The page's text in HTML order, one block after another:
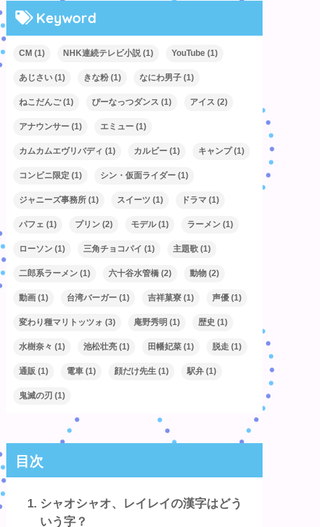
Keyword
CM (1) NHK連続テレビ小説 (1) YouTube (1)
あじさい (1) きな粉 (1) なにわ男子 (1)
ねこだんご(1) ぴーなっつダンス (1) アイス (2)
アナウンサー (1) エミュー (1)
カムカムエヴリバディ (1) カルビー (1) キャンプ(1)
コンビニ限定 (1) シン・仮面ライダー (1)
ジャニーズ事務所 (1) スイーツ (1) ドラマ (1)
パフェ (1) プリン (2) モデル(1) ラーメン (1)
ローソン (1) 三角チョコパイ (1) 主題歌 (1)
二郎系ラーメン (1) 六十谷水管橋 (2) 動物 (2)
動画 (1) 台湾バーガー (1) 吉祥菓寮 (1) 声優 (1)
変わり種マリトッツォ (3) 庵野秀明 (1) 歴史 (1)
水樹奈々 (1) 池松壮亮 (1) 田幡妃菜 (1) 脱走 (1)
通販 (1) 電車 (1) 顔だけ先生 (1) 駅弁 (1)
鬼滅の刃 (1)
目次
シャオシャオ、レイレイの漢字はどう
いう字？